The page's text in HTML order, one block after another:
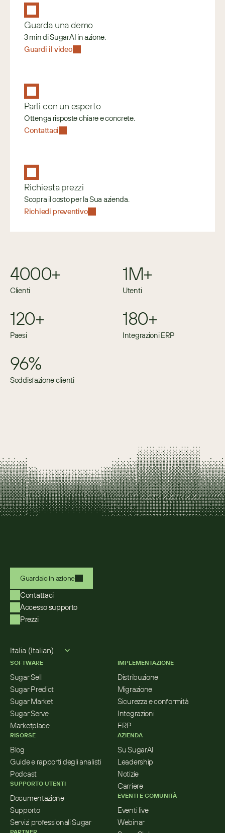
Guarda una demo
3 min di SugarAI in azione.
Guardi il video
Parli con un esperto
Ottenga risposte chiare e concrete.
Contattaci
Richiesta prezzi
Scopra il costo per la Sua azienda.
Richiedi preventivo
4000+
Clienti
1M+
Utenti
120+
Paesi
180+
Integrazioni ERP
96%
Soddisfazione clienti
Guardalo in azione
Contattaci
Accesso supporto
Prezzi
Italia (Italian)
SOFTWARE
Sugar Sell
Sugar Predict
Sugar Market
Sugar Serve
Marketplace
RISORSE
Blog
Guide e rapporti degli analisti
Podcast
SUPPORTO UTENTI
Documentazione
Supporto
Servizi professionali Sugar
IMPLEMENTAZIONE
Distribuzione
Migrazione
Sicurezza e conformità
Integrazioni
ERP
AZIENDA
Su SugarAI
Leadership
Notizie
Carriere
EVENTI E COMUNITÀ
Eventi live
Webinar